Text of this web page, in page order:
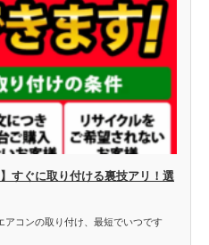
すぐに取り付ける裏技アリ！選
コンの取り付け、最短でいつです